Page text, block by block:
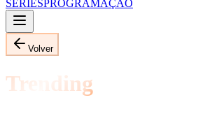
SÉRIESPROGRAMAÇÃO
Volver
Trending